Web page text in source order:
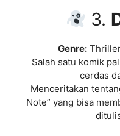
3.
Genre:
Salah satu komik
cerdas
Menceritakan
Note” yang bisa